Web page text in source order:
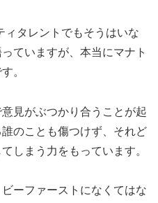
ィタレントでもそうはいな
ていますが、本当にマナト
。
見がぶつかり合うことが起
のことも傷つけず、それど
しまう力をもっています。
ーファーストになくてはな